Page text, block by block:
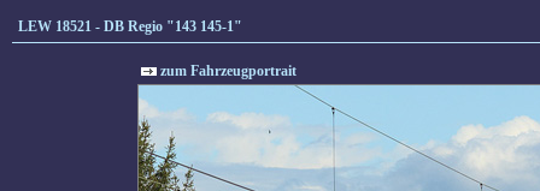
LEW 18521 - DB Regio "143 145-1"
zum Fahrzeugportrait